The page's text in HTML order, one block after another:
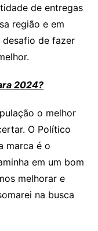
de entregas
região e em
desafio de fazer
2024?
o melhor
O Político
marca é o
em um bom
melhorar e
na busca